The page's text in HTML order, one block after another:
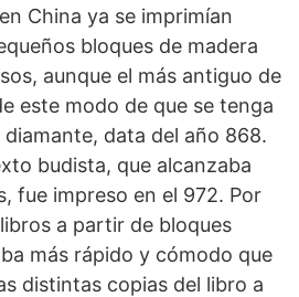
China ya se imprimían
bloques de madera
aunque el más antiguo de
este modo de que se tenga
data del año 868.
budista, que alcanzaba
fue impreso en el 972. Por
a partir de bloques
más rápido y cómodo que
distintas copias del libro a